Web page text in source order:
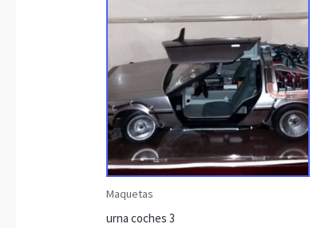
Maquetas
urna coches 3